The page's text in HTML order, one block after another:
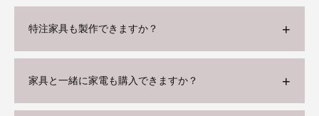
特注家具も製作できますか？
家具と一緒に家電も購入できますか？